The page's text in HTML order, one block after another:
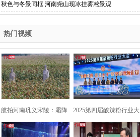
秋色与冬景同框 河南尧山现冰挂雾凇景观
热门视频
航拍河南巩义宋陵：霜降
时节高粱红
2025第四届酸辣粉行业大
会在河南开封举行